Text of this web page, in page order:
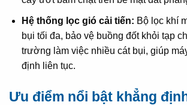
Hệ thống lọc gió cải tiến: Bộ lọc khí
bụi tối đa, bảo vệ buồng đốt khỏi tạp
trường làm việc nhiều cát bụi, giúp
định liên tục.
Ưu điểm nổi bật khẳng